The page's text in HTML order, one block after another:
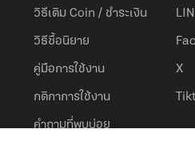
วิธีเติม Coin / ชำระเงิน
วิธีซื้อนิยาย
คู่มือการใช้งาน
กติกาการใช้งาน
คำถามที่พบบ่อย
X